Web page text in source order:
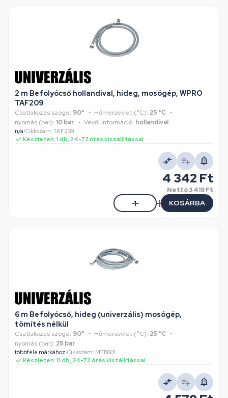
2 m Befolyócső hollandival, hideg, mosógép, WPRO
TAF209
Csatlakozás szöge: 90° Hőmérséklet (°C): 25 °C
nyomás (bar): 10 bar Vevői információ: hollandival
n/a•Cikkszám: TAF209
Készleten: 1 db, 24-72 órás kiszállítással
4 342 Ft
Nettó3 419 Ft
KOSÁRBA
6 m Befolyócső, hideg (univerzális) mosógép,
tömítés nélkül
Csatlakozás szöge: 90° Hőmérséklet (°C): 25 °C
nyomás (bar): 25 bar
többféle márkához•Cikkszám: MTB601
Készleten: 11 db, 24-72 órás kiszállítással